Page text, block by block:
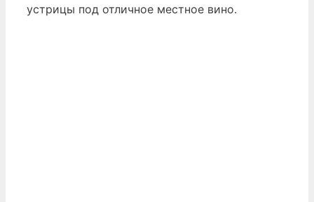
устрицы под отличное местное вино.